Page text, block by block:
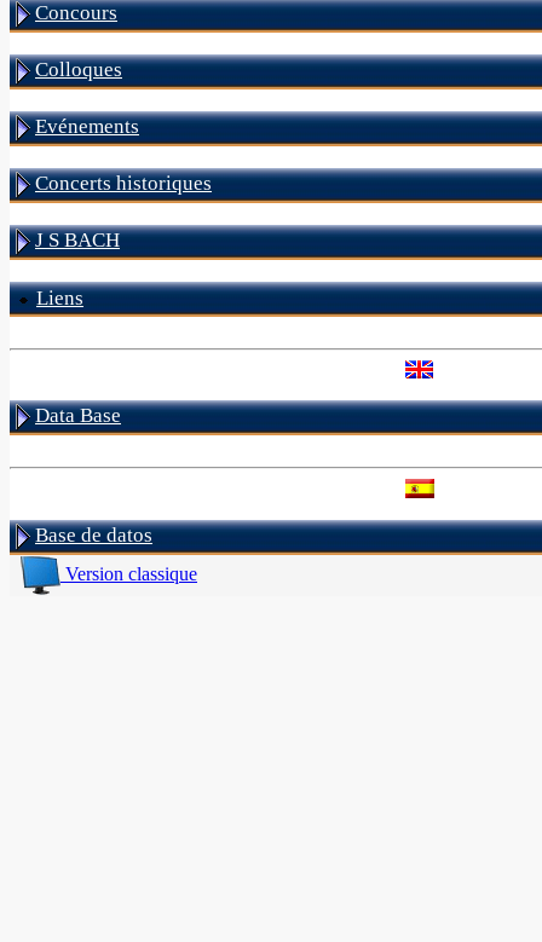
Concours
Colloques
Evénements
Concerts historiques
J S BACH
Liens
Data Base
Base de datos
Version classique